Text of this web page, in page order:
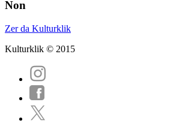
Non
Zer da Kulturklik
Kulturklik © 2015